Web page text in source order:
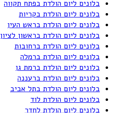
בלונים ליום הולדת בפתח תקווה
בלונים ליום הולדת בקריות
בלונים ליום הולדת בראש העין
בלונים ליום הולדת בראשון לציון
בלונים ליום הולדת ברחובות
בלונים ליום הולדת ברמלה
בלונים ליום הולדת ברמת גן
בלונים ליום הולדת ברעננה
בלונים ליום הולדת בתל אביב
בלונים ליום הולדת לוד
בלונים ליום הולדת לחדר